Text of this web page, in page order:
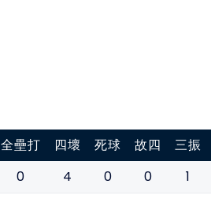
全壘打 四壞 死球 故四 三振
0 4 0 0 1